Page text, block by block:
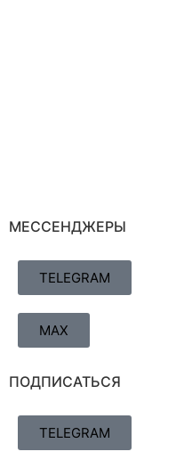
МЕССЕНДЖЕРЫ
TELEGRAM
MAX
ПОДПИСАТЬСЯ
TELEGRAM